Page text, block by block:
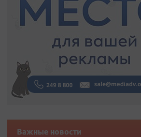
Важные новости